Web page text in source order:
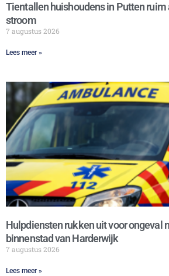
Tientallen huishoudens in Putten ruim
stroom
7 augustus 2026
Lees meer »
Hulpdiensten rukken uit voor ongeval
binnenstad van Harderwijk
7 augustus 2026
Lees meer »